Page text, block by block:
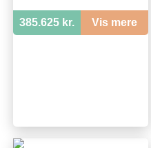
385.625 kr. Vis mere